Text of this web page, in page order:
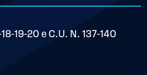
19-20 e C.U. N. 137-140